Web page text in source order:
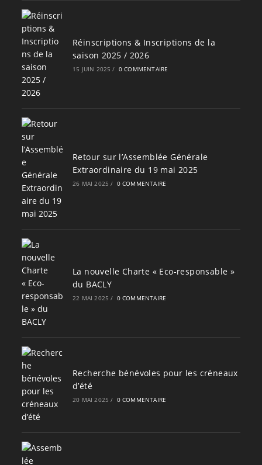
Réinscriptions & Inscriptions de la
saison 2025 / 2026
15 JUIN 2025 / 0 COMMENTAIRE
Retour sur l’Assemblée Générale
Extraordinaire du 19 mai 2025
26 MAI 2025 / 0 COMMENTAIRE
La nouvelle Charte « Eco-responsable »
du BACLY
22 MAI 2025 / 0 COMMENTAIRE
Recherche bénévoles pour les créneaux
d’été
20 MAI 2025 / 0 COMMENTAIRE